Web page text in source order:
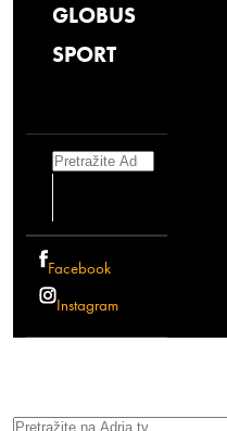
GLOBUS
SPORT
Search
Facebook
Instagram
Search